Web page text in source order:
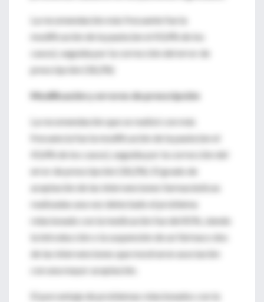
La recomendación más frecuente fue la
modificación de la pauta (en el 43,4% de los
casos), seguida por la corrección del error de
prescripción (18,2%)
Modificación y errores de prescripción
La recomendación que se realizó con más
frecuencia fue la modificación de la pauta (en el
43,4% de los casos), seguida por la corrección del
error de prescripción (18,2%). El grado de
aceptación de las intervenciones farmacéuticas
realizadas una vez detectado el problema
relacionado con la medicación fue del 81%, siendo
la introducción o la suspensión de un fármaco dos
de las intervenciones que mostraron asociación
con una mayor aceptación.
El porcentaje de problemas relacionados con la